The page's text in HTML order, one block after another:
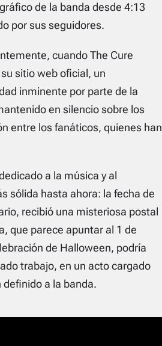
de la banda desde 4:13
por sus seguidores.
cuando The Cure
sitio web oficial, un
inminente por parte de la
en silencio sobre los
entre los fanáticos, quienes han
a la música y al
sólida hasta ahora: la fecha de
recibió una misteriosa postal
que parece apuntar al 1 de
de Halloween, podría
trabajo, en un acto cargado
a la banda.